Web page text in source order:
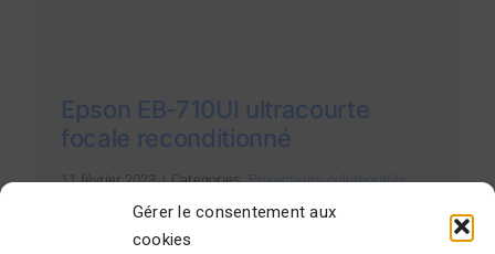
Gérer le consentement aux
cookies
Epson EB-710UI ultracourte
focale reconditionné
11 février 2023 | Categories:Projecteurs collaboratifs
Ce projecteur à ultracourte focale polyvalent